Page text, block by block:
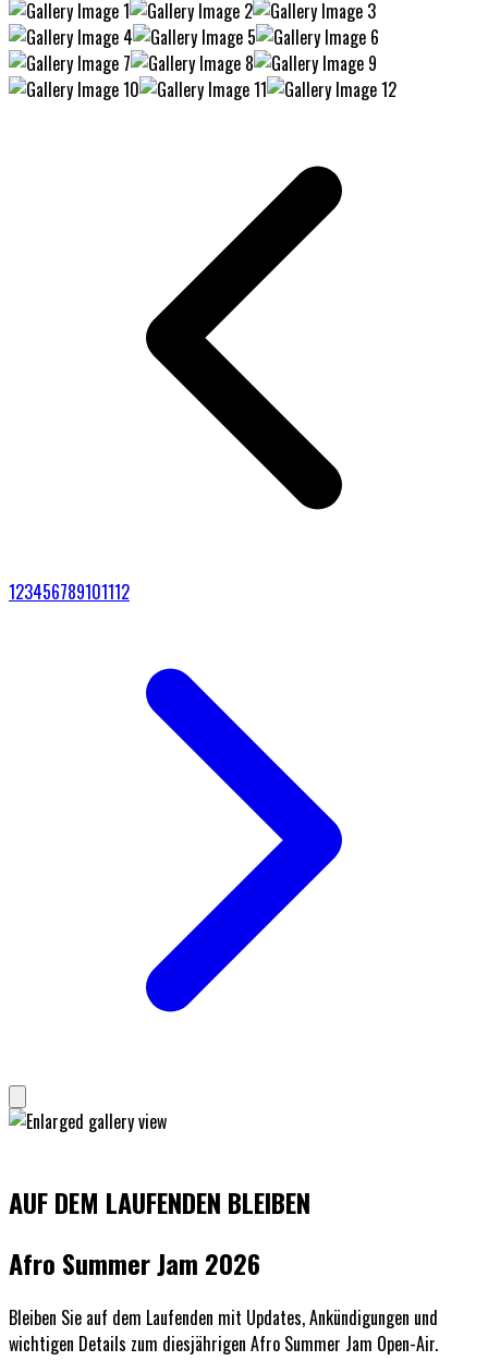
123456789101112
AUF DEM LAUFENDEN BLEIBEN
Afro Summer Jam 2026
Bleiben Sie auf dem Laufenden mit Updates, Ankündigungen und
wichtigen Details zum diesjährigen Afro Summer Jam Open-Air.